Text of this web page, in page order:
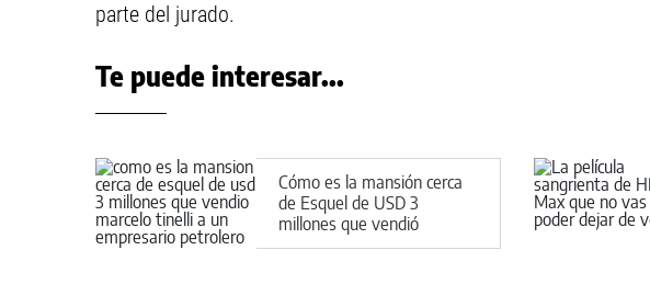
parte del jurado.
Te puede interesar...
Cómo es la mansión cerca
de Esquel de USD 3
millones que vendió
Marcelo Tinelli a un